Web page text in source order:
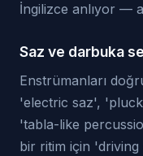
İngilizce anlıyor —
Saz ve darbuka
Enstrümanları
'electric saz',
'tabla-like
bir ritim için